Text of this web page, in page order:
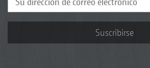
Suscribirse